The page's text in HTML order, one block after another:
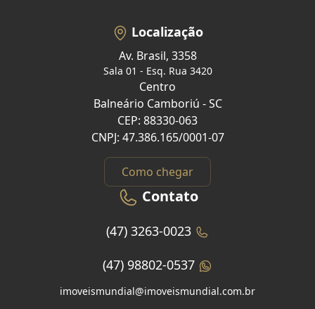
Localização
Av. Brasil, 3358
Sala 01 - Esq. Rua 3420
Centro
Balneário Camboriú - SC
CEP: 88330-063
CNPJ: 47.386.165/0001-07
Como chegar
Contato
(47) 3263-0023
(47) 98802-0537
imoveismundial@imoveismundial.com.br